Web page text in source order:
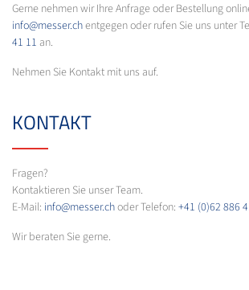
Gerne nehmen wir Ihre Anfrage oder Bestellung
info@messer.chentgegen oder rufen Sie uns unter
41 11 an.
Nehmen Sie Kontakt mit uns auf.
KONTAKT
Fragen?
Kontaktieren Sie unser Team.
E-Mail: info@messer.choder Telefon: +41 (0)62 886
Wir beraten Sie gerne.